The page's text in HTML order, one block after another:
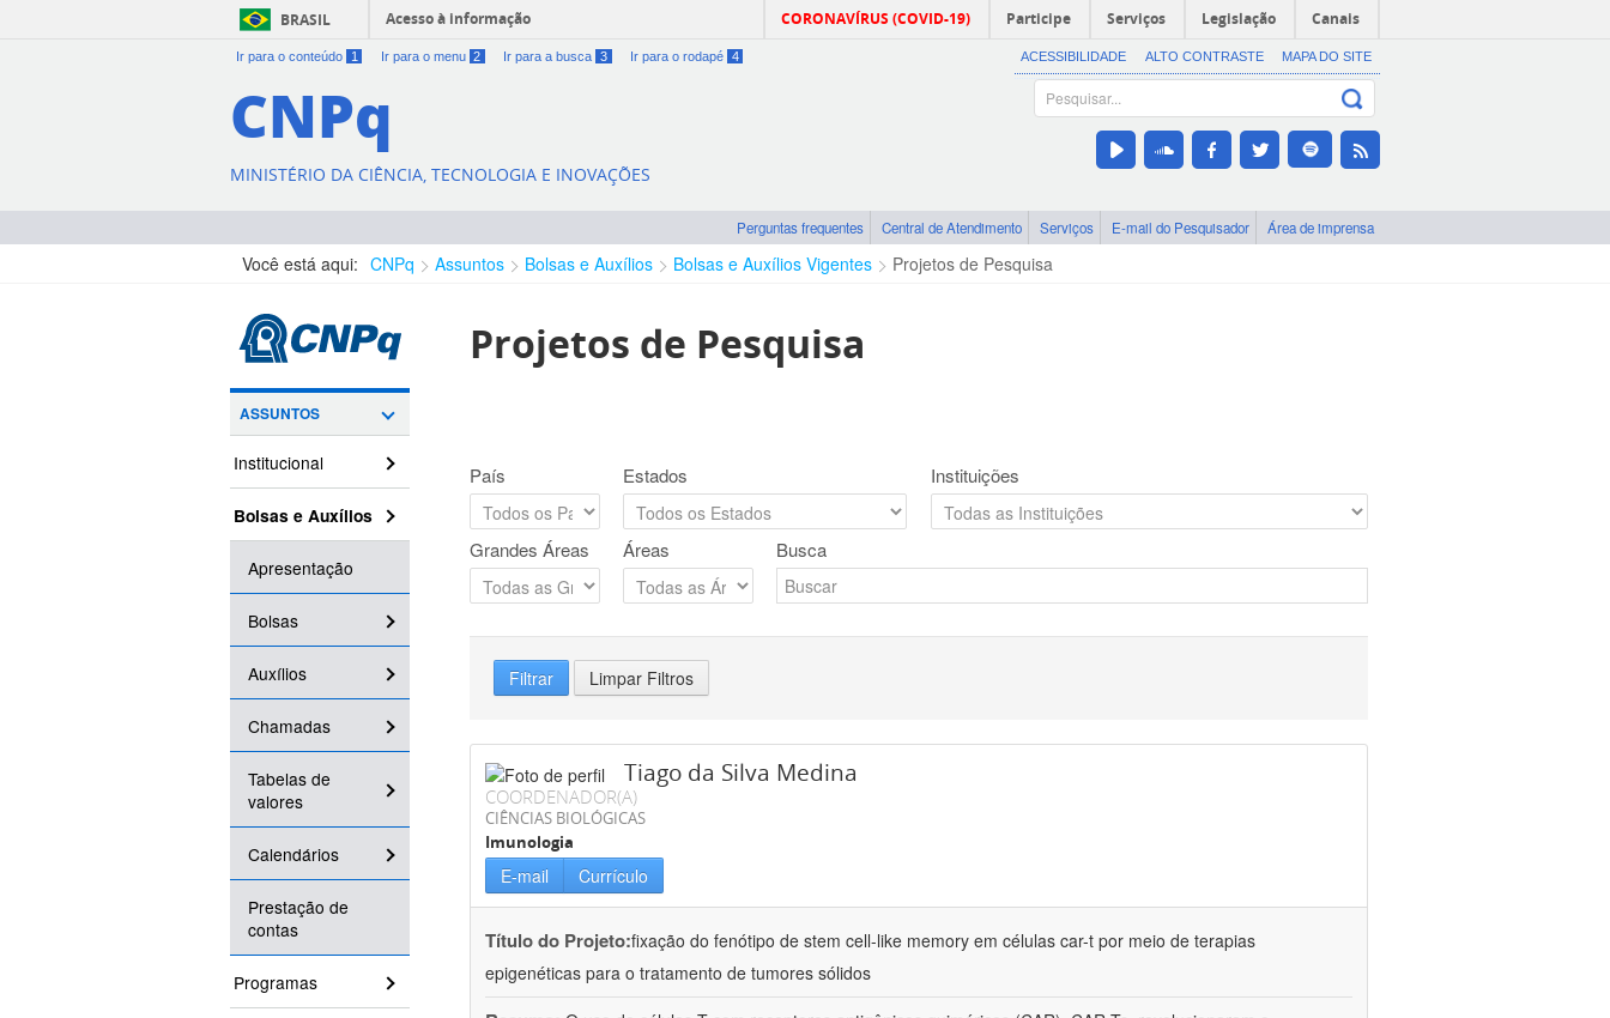
BRASIL Acesso à informação CORONAVÍRUS (COVID-19) Participe Serviços Legislação Canais
Ir para o conteúdo 1 Ir para o menu 2 Ir para a busca 3 Ir para o rodapé 4 ACESSIBILIDADE ALTO CONTRASTE MAPA DO SITE
CNPq
MINISTÉRIO DA CIÊNCIA, TECNOLOGIA E INOVAÇÕES
Perguntas frequentes Central de Atendimento Serviços E-mail do Pesquisador Área de imprensa
Você está aqui: CNPq Assuntos Bolsas e Auxílios Bolsas e Auxílios Vigentes Projetos de Pesquisa
ASSUNTOS
Institucional
Bolsas e Auxílios
Apresentação
Bolsas
Auxílios
Chamadas
Tabelas de
valores
Calendários
Prestação de
contas
Programas
Projetos de Pesquisa
País Estados Instituições
Grandes Áreas Áreas Busca
Filtrar Limpar Filtros
Tiago da Silva Medina
COORDENADOR(A)
CIÊNCIAS BIOLÓGICAS
Imunologia
E-mail Currículo
Título do Projeto:fixação do fenótipo de stem cell-like memory em células car-t por meio de terapias
epigenéticas para o tratamento de tumores sólidos